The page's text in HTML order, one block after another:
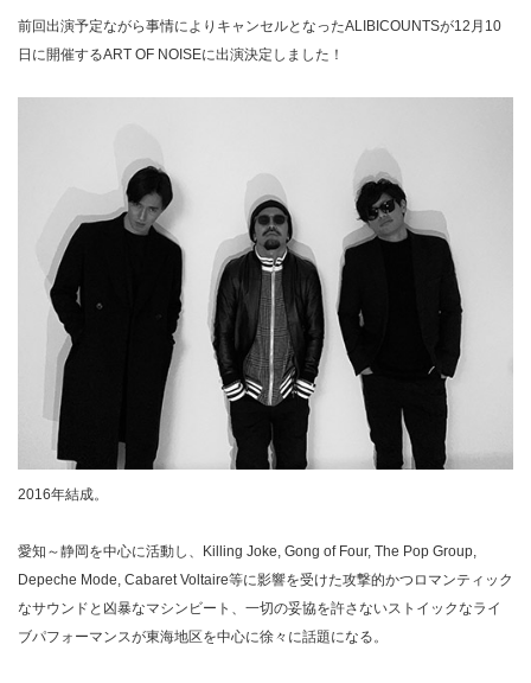
前回出演予定ながら事情によりキャンセルとなったALIBICOUNTSが12月10
日に開催するART OF NOISEに出演決定しました！
2016年結成。
愛知～静岡を中心に活動し、Killing Joke, Gong of Four, The Pop Group,
Depeche Mode, Cabaret Voltaire等に影響を受けた攻撃的かつロマンティック
なサウンドと凶暴なマシンビート、一切の妥協を許さないストイックなライ
ブパフォーマンスが東海地区を中心に徐々に話題になる。